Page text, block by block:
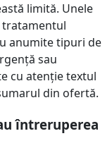
limită. Unele
tratamentul
anumite tipuri de
sau
cu atenție textul
din ofertă.
întreruperea